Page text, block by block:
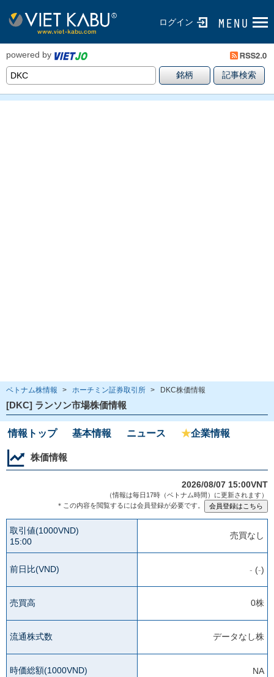
ログイン
powered by
ベトナム株情報 > ホーチミン証券取引所 > DKC株価情報
[DKC] ランソン市場株価情報
情報トップ 基本情報 ニュース ★企業情報
株価情報
2026/08/07 15:00VNT
（情報は毎日17時（ベトナム時間）に更新されます）
＊この内容を閲覧するには会員登録が必要です。
取引値(1000VND)
15:00
売買なし
前日比(VND) - (-)
売買高 0株
流通株式数 データなし株
時価総額(1000VND) NA